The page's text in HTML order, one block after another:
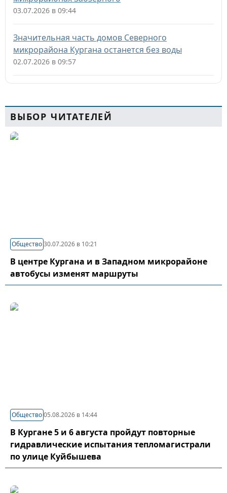
03.07.2026 в 09:44
Значительная часть домов Северного
микрорайона Кургана останется без воды
02.07.2026 в 09:57
ВЫБОР ЧИТАТЕЛЕЙ
Общество30.07.2026 в 10:21
В центре Кургана и в Западном микрорайоне
автобусы изменят маршруты
Общество05.08.2026 в 14:44
В Кургане 5 и 6 августа пройдут повторные
гидравлические испытания тепломагистрали
по улице Куйбышева